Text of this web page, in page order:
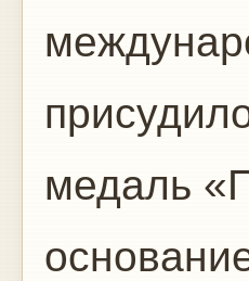
медаль